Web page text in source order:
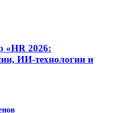
«HR 2026:
ИИ-технологии и